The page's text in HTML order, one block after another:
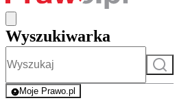
Wyszukiwarka
Szukaj
Moje Prawo.pl
- rejestracja i logowanie do serwisu